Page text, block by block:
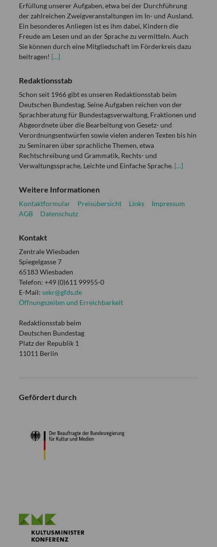
Erfüllung unserer Aufgaben, etwa bei der Durchführung
der zahlreichen Zweigveranstaltungen im In- und Ausland.
Ein besonderes Anliegen ist es ihm dabei, Kindern die
Freude am Lesen und an der Sprache zu vermitteln. Auch
Sie können durch eine Mitgliedschaft im Förderkreis dazu
beitragen! […]
Redaktionsstab
Schon seit 1966 gibt es unseren Redaktionsstab beim
Deutschen Bundestag. Seine Aufgaben reichen von der
Sprachberatung für Bundestagsverwaltung, Fraktionen und
Abgeordnete über die Bearbeitung von Gesetz- und
Verordnungsentwürfen sowie vielen anderen Texten bis hin
zu Seminaren über sprachliche Themen, etwa
Rechtschreibung und Grammatik, Rechts- und
Verwaltungssprache, Leichte und Einfache Sprache. […]
Weitere Informationen
Kontaktformular Preisübersicht Links
Impressum
AGB
Datenschutz
Kontakt
Zentrale Wiesbaden
Spiegelgasse 7
65183 Wiesbaden
Telefon: +49 (0)611 99955-0
E-Mail: sekr@gfds.de
Öffnungszeiten und Erreichbarkeit
Redaktionsstab beim
Deutschen Bundestag
Platz der Republik 1
11011 Berlin
Gefördert durch